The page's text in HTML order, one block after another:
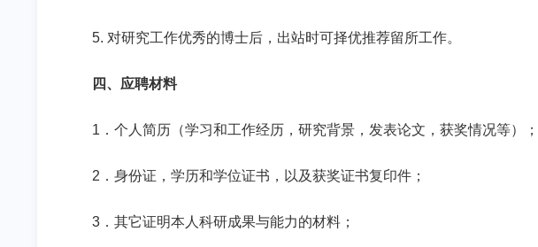
5. 对研究工作优秀的博士后，出站时可择优推荐留所工作。
四、应聘材料
1 ．个人简历（学习和工作经历，研究背景，发表论文，获奖情况等）；
2 ．身份证，学历和学位证书，以及获奖证书复印件；
3 ．其它证明本人科研成果与能力的材料；